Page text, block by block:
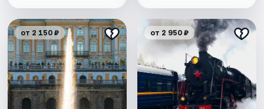
от 2 150 ₽ от 2 950 ₽